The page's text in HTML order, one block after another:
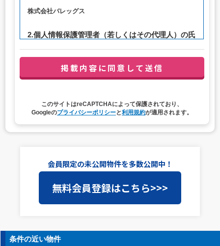
株式会社バレッグス
2.個人情報保護管理者（若しくはその代理人）の氏
連絡先：privacy@balleggs.co.jp
（1）お問い合わせ対応（本人への連絡を含む）のため
4. 個人情報取扱いの委託
当社は事業運営上、前項利用目的の範囲に限って個人情報
を外部に委託することがあります。この場合、個人情報保
護水準の高い委託先を選定し、個人情報の適正管理・機密
保持についての契約を交わし、適切な管理を実施させま
5. 個人情報の開示等の請求
このサイトはreCAPTCHAによって保護されており、
Googleのプライバシーポリシーと利用規約が適用されます。
会員限定の未公開物件を多数公開中！
無料会員登録はこちら>>>
条件の近い物件